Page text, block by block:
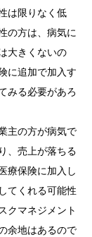
は限りなく低
の方は、病気に
大きくないの
に追加で加入す
みる必要があろ
主の方が病気で
、売上が落ちる
療保険に加入し
てくれる可能性
クマネジメント
余地はあるので